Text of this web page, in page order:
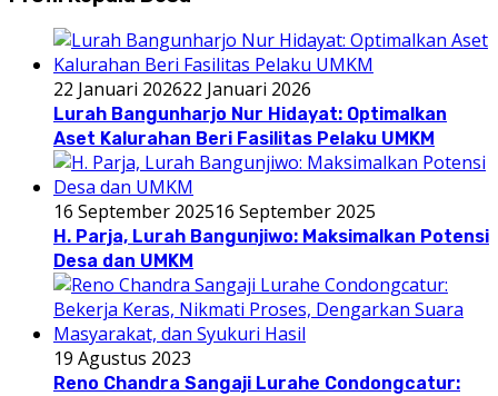
22 Januari 202622 Januari 2026
Lurah Bangunharjo Nur Hidayat: Optimalkan
Aset Kalurahan Beri Fasilitas Pelaku UMKM
16 September 202516 September 2025
H. Parja, Lurah Bangunjiwo: Maksimalkan Potensi
Desa dan UMKM
19 Agustus 2023
Reno Chandra Sangaji Lurahe Condongcatur: